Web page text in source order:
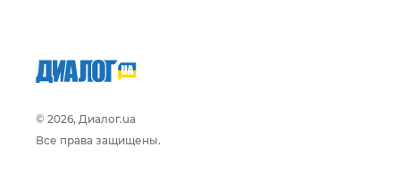
© 2026, Диалог.ua
Все права защищены.